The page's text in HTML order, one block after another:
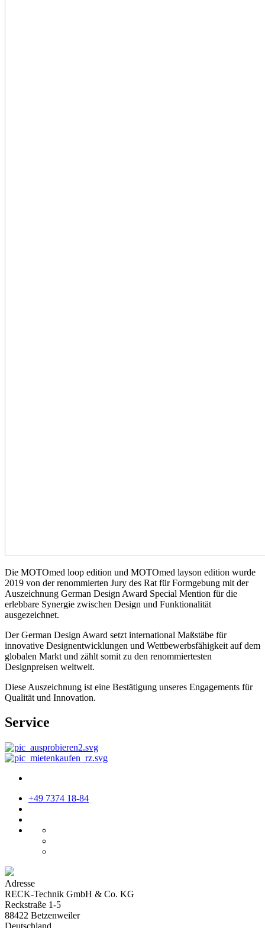
Die MOTOmed loop edition und MOTOmed layson edition wurde
2019 von der renommierten Jury des Rat für Formgebung mit der
Auszeichnung German Design Award Special Mention für die
erlebbare Synergie zwischen Design und Funktionalität
ausgezeichnet.
Der German Design Award setzt international Maßstäbe für
innovative Designentwicklungen und Wettbewerbsfähigkeit auf dem
globalen Markt und zählt somit zu den renommiertesten
Designpreisen weltweit.
Diese Auszeichnung ist eine Bestätigung unseres Engagements für
Qualität und Innovation.
Service
+49 7374 18-84
Adresse
RECK-Technik GmbH & Co. KG
Reckstraße 1-5
88422 Betzenweiler